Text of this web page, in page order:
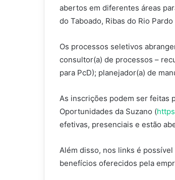
abertos em diferentes áreas
do Taboado, Ribas do Rio
Os processos seletivos
consultor(a) de processos –
para PcD); planejador(a) de
As inscrições podem ser feitas
Oportunidades da Suzano (
efetivas, presenciais e estão
Além disso, nos links é
benefícios oferecidos pela